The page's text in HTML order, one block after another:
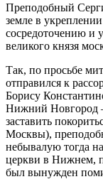
Преподобный
земле в
сосредоточению и
великого князя
Так, по просьбе
отправился к
Борису
Нижний Новгород
заставить
Москвы),
небывалую тогда
церкви в Нижнем,
был вынужден